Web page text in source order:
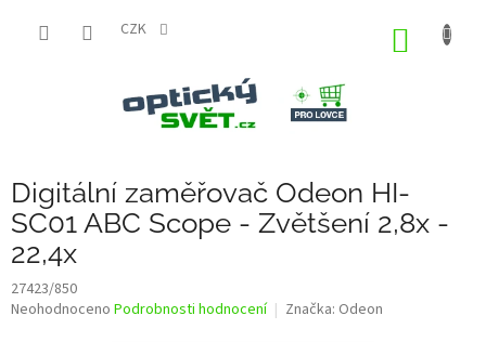
CZK
Digitální zaměřovač Odeon HI-
SC01 ABC Scope - Zvětšení 2,8x -
22,4x
27423/850
Průměrné
Neohodnoceno Podrobnosti hodnocení Značka: Odeon